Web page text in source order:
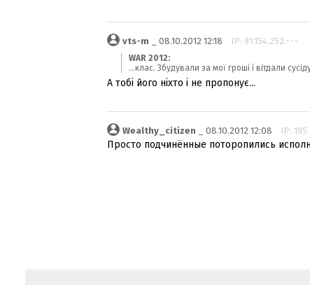
vts-m _ 08.10.2012 12:18 IP: 91.154.252.---
WAR 2012:
...клас. Збудували за мої гроші і вітдали
А тобі його ніхто і не пропонує...
Wealthy_citizen _ 08.10.2012 12:08 IP:
Просто подчинённые поторопились